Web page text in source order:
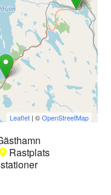
Leaflet| ©OpenStreetMap
Rastplats